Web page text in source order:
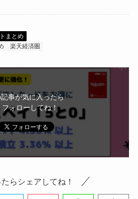
まとめ
楽天経済圏
事が気に入ったら
フォローしてね！
らシェアしてね！